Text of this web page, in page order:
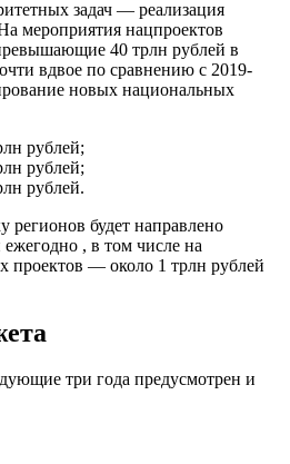
задач — реализация
мероприятия нацпроектов
40 трлн рублей в
вдвое по сравнению с 2019-
новых национальных
рублей;
рублей;
рублей.
будет направлено
, в том числе на
проектов — около 1 трлн рублей
три года предусмотрен и